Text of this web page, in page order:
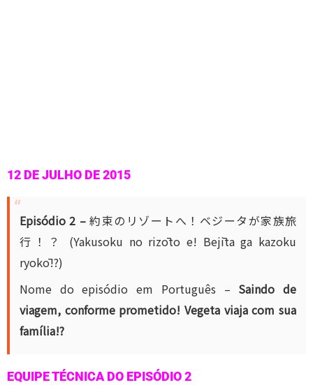
12 DE JULHO DE 2015
Episódio 2 –約束のリゾートへ！ベジータが家族旅
行！？ (Yakusoku no rizōto e! Bejīta ga kazoku
ryokō!?)
Nome do episódio em Português – Saindo de
viagem, conforme prometido! Vegeta viaja com sua
família!?
EQUIPE TÉCNICA DO EPISÓDIO 2